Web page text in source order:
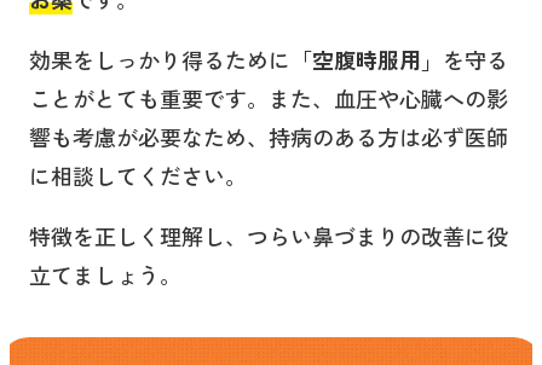
効果をしっかり得るために「空腹時服用 」を守る
ことがとても重要です。また、血圧や心臓への影
響も考慮が必要なため、持病のある方は必ず医師
に相談してください。
特徴を正しく理解し、つらい鼻づまりの改善に役
立てましょう。